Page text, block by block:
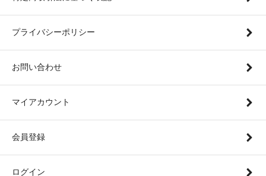
プライバシーポリシー
お問い合わせ
マイアカウント
会員登録
ログイン